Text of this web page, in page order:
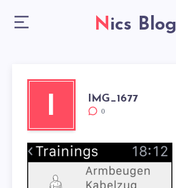
Nics Blog
I IMG_1677
0